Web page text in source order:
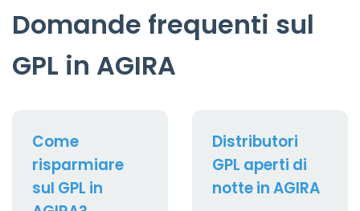
Domande frequenti sul
GPL in AGIRA
Come
risparmiare
sul GPL in
Distributori
GPL aperti di
notte in AGIRA